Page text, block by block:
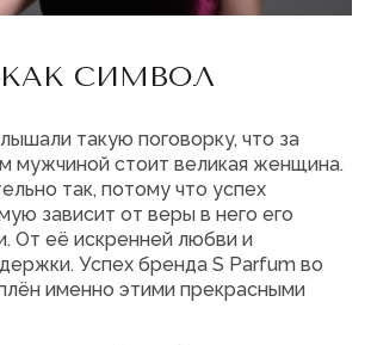
00
04
СИМВОЛ
такую поговорку, что за
мужчиной стоит великая женщина.
так, потому что успех
зависит от веры в него его
От её искренней любви и
Успех бренда S Parfum во
именно этими прекрасными